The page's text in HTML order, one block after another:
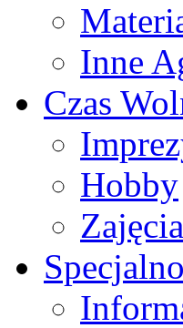
Inne
Czas
Hobby